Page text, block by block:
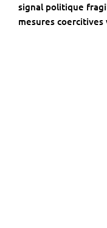
signal politique
mesures